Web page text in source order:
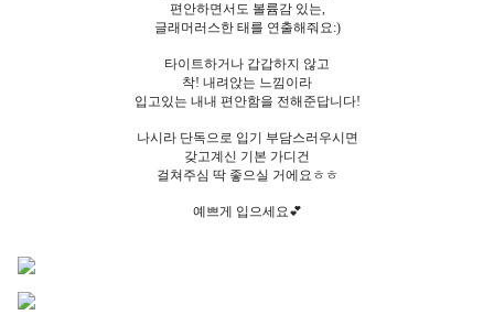
편안하면서도 볼륨감 있는,
글래머러스한 태를 연출해줘요:)
타이트하거나 갑갑하지 않고
착! 내려앉는 느낌이라
입고있는 내내 편안함을 전해준답니다!
나시라 단독으로 입기 부담스러우시면
갖고계신 기본 가디건
걸쳐주심 딱 좋으실 거에요ㅎㅎ
예쁘게 입으세요💕